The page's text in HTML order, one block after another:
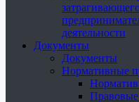
деятельности
Документы
Документы
Нормативные